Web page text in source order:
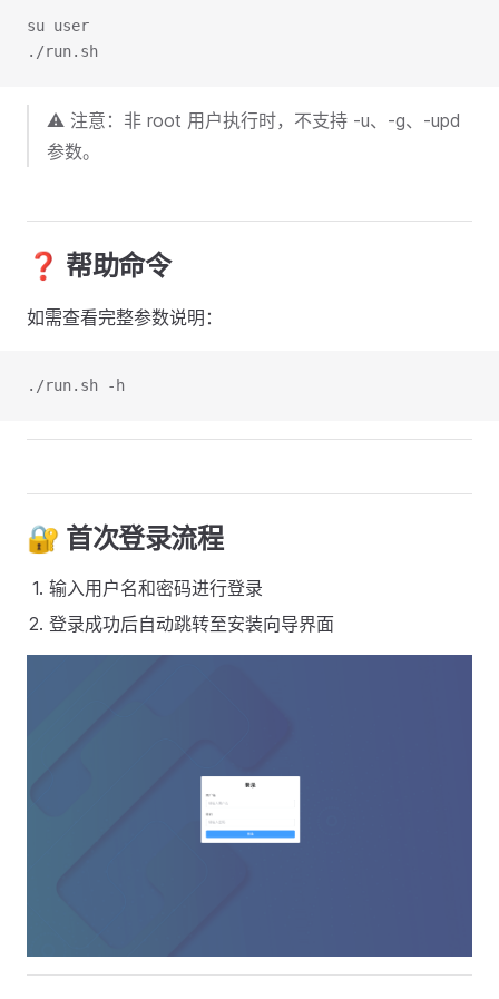
su user
./run.sh
⚠️ 注意：非 root 用户执行时，不支持 -u、-g、-upd
参数。
❓ 帮助命令
如需查看完整参数说明：
./run.sh -h
🔐 首次登录流程
输入用户名和密码进行登录
登录成功后自动跳转至安装向导界面